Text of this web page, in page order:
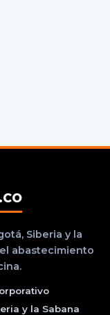
Siberia y la
abastecimiento
y la Sabana